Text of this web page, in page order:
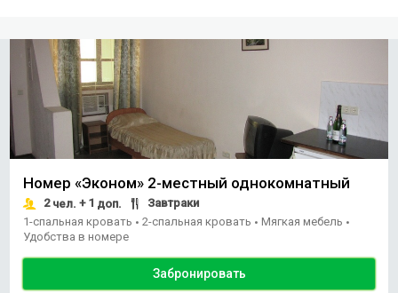
Номер «Эконом» 2-местный однокомнатный
2чел. + 1 доп.
Завтраки
1-спальная кровать • 2-спальная кровать • Мягкая мебель •
Удобства в номере
Забронировать